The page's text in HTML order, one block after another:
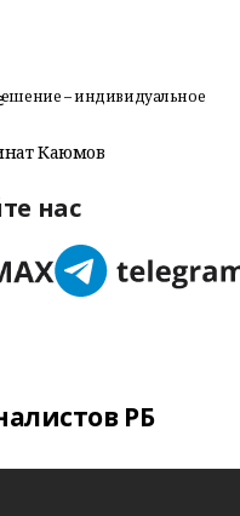
– индивидуальное
Каюмов
нас
РБ